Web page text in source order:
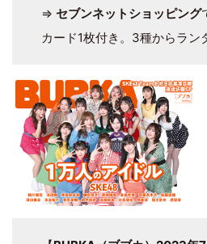
⇒ セブンネットショッピング
カード1枚付き。3種からラン